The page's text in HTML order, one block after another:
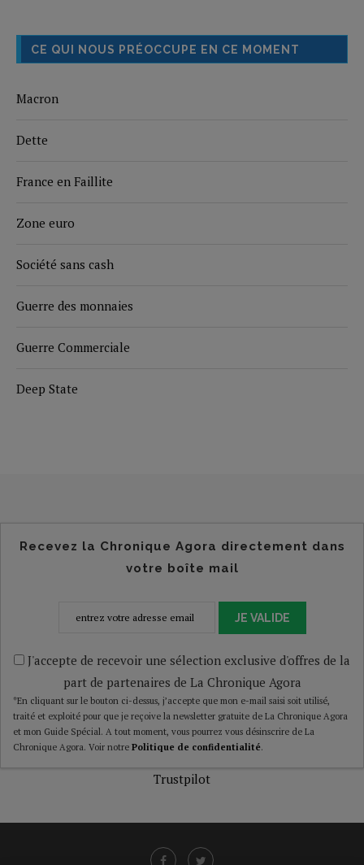
CE QUI NOUS PRÉOCCUPE EN CE MOMENT
Macron
Dette
France en Faillite
Zone euro
Société sans cash
Guerre des monnaies
Guerre Commerciale
Deep State
Recevez la Chronique Agora directement dans
votre boîte mail
JE VALIDE
J'accepte de recevoir une sélection exclusive d'offres de la
part de partenaires de La Chronique Agora
*En cliquant sur le bouton ci-dessus, j’accepte que mon e-mail saisi soit utilisé,
traité et exploité pour que je reçoive la newsletter gratuite de La Chronique Agora
et mon Guide Spécial. A tout moment, vous pourrez vous désinscrire de La
Chronique Agora. Voir notre Politique de confidentialité.
Trustpilot